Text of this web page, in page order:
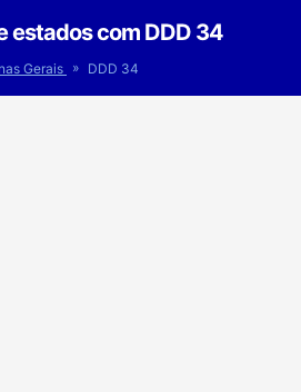
estados com DDD 34
Gerais » DDD 34